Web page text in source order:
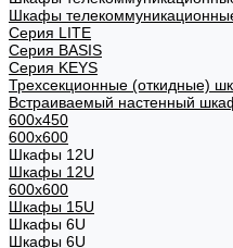
Шкафы
Cерия LITE
Cерия BASIS
Cерия KEYS
Трехсекционные (откидные)
Встраиваемый настенный
600x450
600x600
Шкафы 12U
Шкафы 12U
600x600
Шкафы 15U
Шкафы 6U
Шкафы 6U